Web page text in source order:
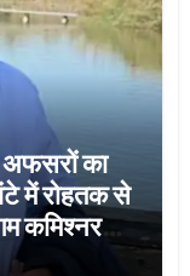
अफसरों का
में रोहतक से
कमिश्नर